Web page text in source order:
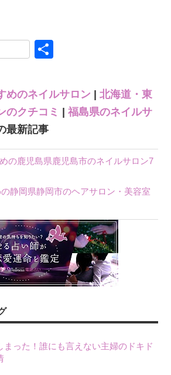
共
めのネイルサロン
北海道・東
のクチコミ
福島県のネイルサ
最新記事
の鹿児島県鹿児島市のネイルサロン7
静岡県静岡市のヘアサロン・美容室
まった！誰にも言えない主婦のドキド